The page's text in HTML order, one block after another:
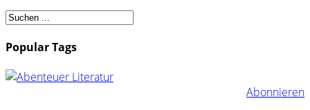
Popular Tags
Abonnieren